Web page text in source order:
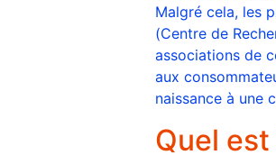
Malgré cela, les
(Centre de
associations de
aux
naissance à une
Quel